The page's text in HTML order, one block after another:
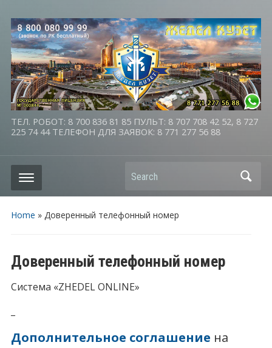
ТЕЛ. РОБОТ: 8 700 836 81 85 ПУЛЬТ: 8 707 708 42 52, 8 727
225 74 44 ТЕЛЕФОН ДЛЯ ЗАЯВОК: 8 771 277 56 88
Search
Home » Доверенный телефонный номер
Доверенный телефонный номер
Система «ZHEDEL ONLINE»
Дополнительное соглашение на